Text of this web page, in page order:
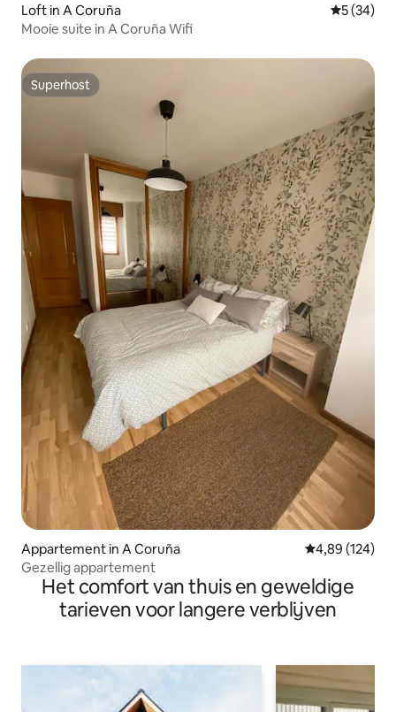
Loft in A Coruña
5 (34)
Mooie suite in A Coruña Wifi
Superhost
Superhost
Appartement in A Coruña Gemiddelde
4,89 (124)
Gezellig appartement
Het comfort van thuis en geweldige
tarieven voor langere verblijven